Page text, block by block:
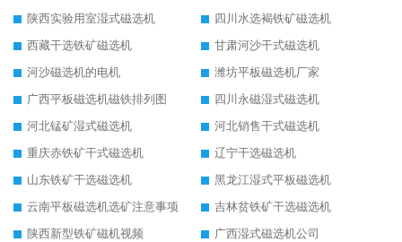
陕西实验用室湿式磁选机
四川水选褐铁矿磁选机
西藏干选铁矿磁选机
甘肃河沙干式磁选机
河沙磁选机的电机
潍坊平板磁选机厂家
广西平板磁选机磁铁排列图
四川永磁湿式磁选机
河北锰矿湿式磁选机
河北销售干式磁选机
重庆赤铁矿干式磁选机
辽宁干选磁选机
山东铁矿干选磁选机
黑龙江湿式平板磁选机
云南平板磁选机选矿注意事项
吉林贫铁矿干选磁选机
陕西新型铁矿磁机视频
广西湿式磁选机公司